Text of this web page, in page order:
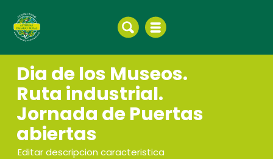
Dia de los Museos.
Ruta industrial.
Jornada de Puertas
abiertas
Editar descripcion caracteristica